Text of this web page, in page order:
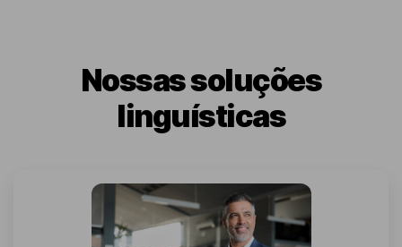
Nossas soluções
linguísticas